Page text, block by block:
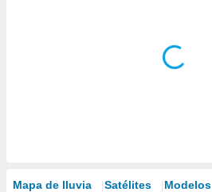
Mapa de lluvia Satélites Modelos